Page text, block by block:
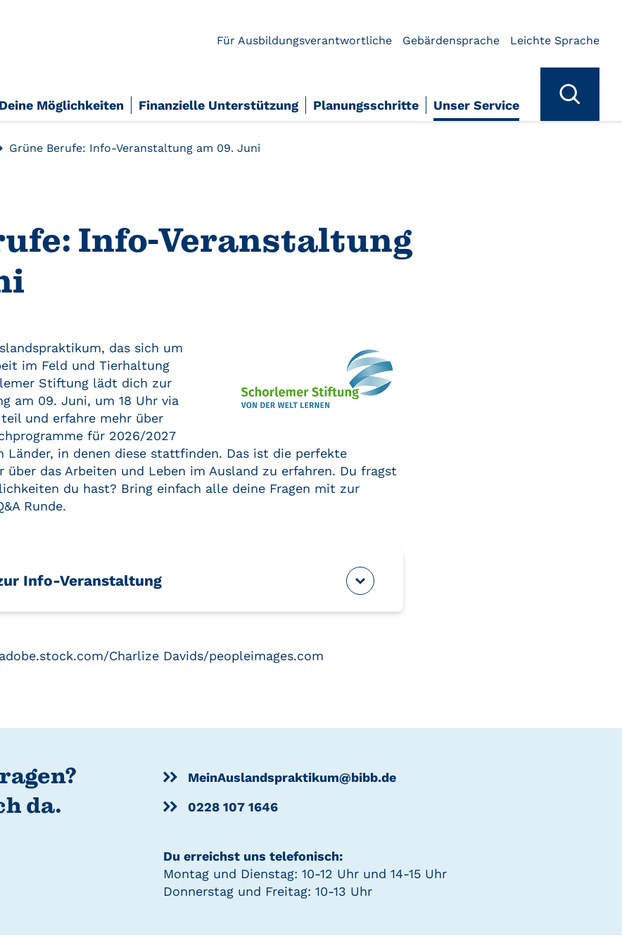
Für Ausbildungsverantwortliche Gebärdensprache Leichte Sprache
Deine Möglichkeiten Finanzielle Unterstützung Planungsschritte Unser Service
Grüne Berufe: Info-Veranstaltung am 09. Juni
Info-Veranstaltung
das sich um
im Feld und Tierhaltung
Stiftung lädt dich zur
am 09. Juni, um 18 Uhr via
und erfahre mehr über
für 2026/2027
Länder, in denen diese stattfinden. Das ist die perfekte
über das Arbeiten und Leben im Ausland zu erfahren. Du fragst
du hast? Bring einfach alle deine Fragen mit zur
Runde.
Info-Veranstaltung
Charlize Davids/peopleimages.com
da.
MeinAuslandspraktikum@bibb.de
0228 107 1646
Du erreichst uns telefonisch:
Montag und Dienstag: 10-12 Uhr und 14-15 Uhr
Donnerstag und Freitag: 10-13 Uhr